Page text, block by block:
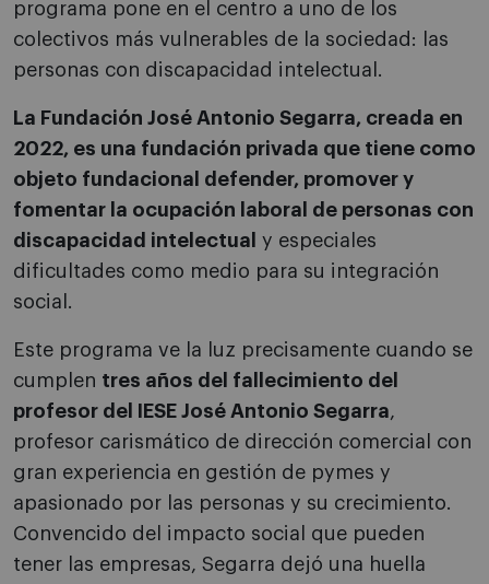
programa pone en el centro a uno de los
colectivos más vulnerables de la sociedad: las
personas con discapacidad intelectual.
La Fundación José Antonio Segarra, creada en
2022, es una fundación privada que tiene como
objeto fundacional defender, promover y
fomentar la ocupación laboral de personas con
discapacidad intelectual
y especiales
dificultades como medio para su integración
social.
Este programa ve la luz precisamente cuando se
cumplen tres años del fallecimiento del
profesor del IESE José Antonio Segarra,
profesor carismático de dirección comercial con
gran experiencia en gestión de pymes y
apasionado por las personas y su crecimiento.
Convencido del impacto social que pueden
tener las empresas, Segarra dejó una huella